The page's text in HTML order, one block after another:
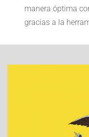
manera óptima
gracias a la